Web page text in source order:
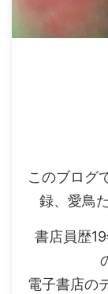
このブログ
録、愛鳥
書店員歴
電子書店の